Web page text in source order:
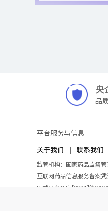
央
品
平台服务与信息
关于我们
联系我们
监管机构：国家药品监督
互联网药品信息服务备案
网械平台备字[2021]第